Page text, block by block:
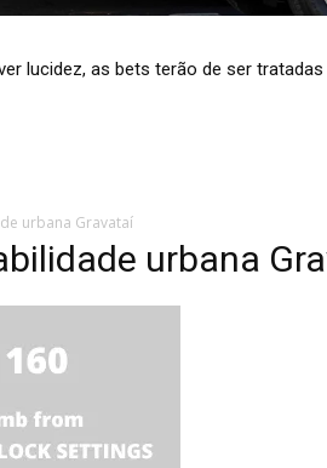
lucidez, as bets terão de ser
urbana Gravataí
urbana